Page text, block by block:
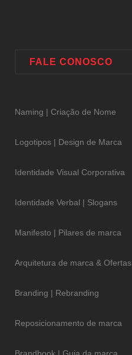
FALE CONOSCO
Naming | Criação de Nome
Logotipos | Design de Marca
Identidade Visual Corporativa
Identidade Verbal | Slogans
Manifesto | Pilares de marca
Arquitetura de marca & Ofertas
Branding | Rebranding
Reposicionamento de marca
Brandbook | Guia da marca